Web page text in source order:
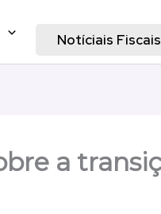
Notíciais Fiscais
a